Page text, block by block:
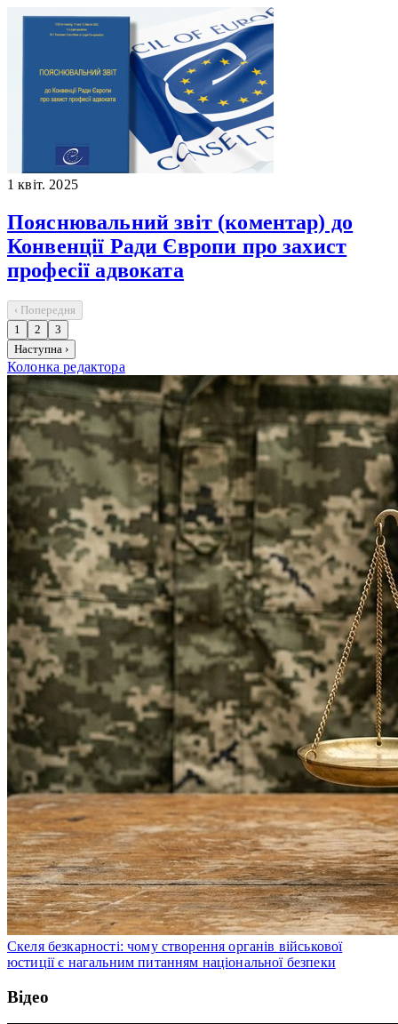
1 квіт. 2025
Пояснювальний звіт (коментар) до
Конвенції Ради Європи про захист
професії адвоката
‹ Попередня
1
2
3
Наступна ›
Колонка редактора
Скеля безкарності: чому створення органів військової
юстиції є нагальним питанням національної безпеки
Відео